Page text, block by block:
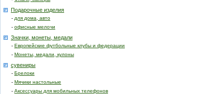
Подарочные изделия
- для дома, авто
- офисные мелочи
Значки, монеты, медали
- Европейские футбольные клубы и федерации
- Монеты, медали, кулоны
сувениры
- Брелоки
- Мячики настольные
- Аксессуары для мобильных телефонов